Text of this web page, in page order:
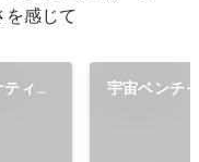
を感じて
ィン
宇宙ベンチ